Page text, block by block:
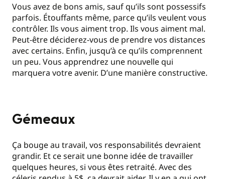
Vous avez de bons amis, sauf qu’ils sont possessifs
parfois. Étouffants même, parce qu’ils veulent vous
contrôler. Ils vous aiment trop. Ils vous aiment mal.
Peut-être déciderez-vous de prendre vos distances
avec certains. Enfin, jusqu’à ce qu’ils comprennent
un peu. Vous apprendrez une nouvelle qui
marquera votre avenir. D’une manière constructive.
Gémeaux
Ça bouge au travail, vos responsabilités devraient
grandir. Et ce serait une bonne idée de travailler
quelques heures, si vous êtes retraité. Avec des